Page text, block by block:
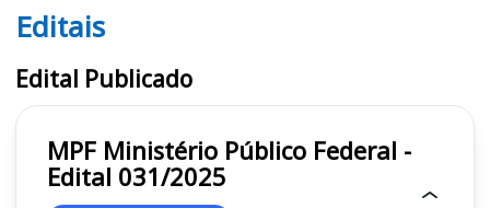
Editais MPF
Editais
Edital Publicado
MPF Ministério Público Federal -
Edital 031/2025